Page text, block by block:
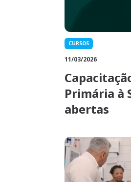
CURSOS
11/03/2026
Primária à
abertas